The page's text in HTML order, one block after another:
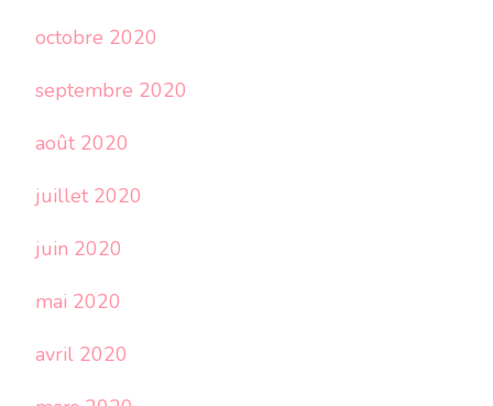
octobre 2020
septembre 2020
août 2020
juillet 2020
juin 2020
mai 2020
avril 2020